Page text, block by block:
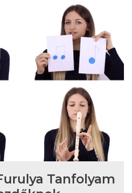
Tanfolyam